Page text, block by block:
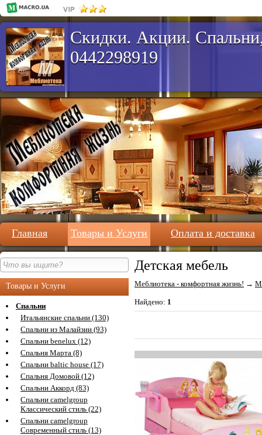
Скидки. Акции.
0442298919
Главная Товары и Услуги Оплата и доставка
Товары и Услуги
Спальни
Итальянские спальни (130)
Спальни из Малайзии (93)
Спальни benelux (12)
Спальня Марта (8)
Спальни baltic house (17)
Спальня Домовой (12)
Спальни Аккорд (83)
Спальни camelgroup
Классический стиль (22)
Спальни camelgroup
Современный стиль (13)
Детская мебель
Меблиотека - комфортная жизнь! →
Найдено: 1